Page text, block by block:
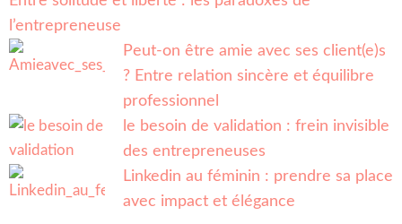
l’entrepreneuse
Peut-on être amie avec ses client(e)s
? Entre relation sincère et équilibre
professionnel
le besoin de validation : frein invisible
des entrepreneuses
Linkedin au féminin : prendre sa place
avec impact et élégance